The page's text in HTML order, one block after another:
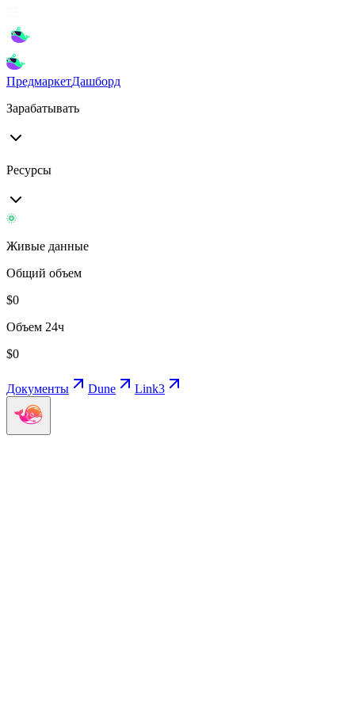
ПредмаркетДашборд
Зарабатывать
Ресурсы
Живые данные
Общий объем
$0
Объем 24ч
$0
Документы Dune Link3